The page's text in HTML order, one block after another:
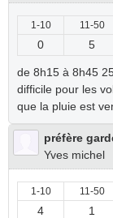
1-10 11-50
0 5
de 8h15 à 8h45
difficile pour les
que la pluie est
préfère
Yves michel
1-10 11-50
4 1